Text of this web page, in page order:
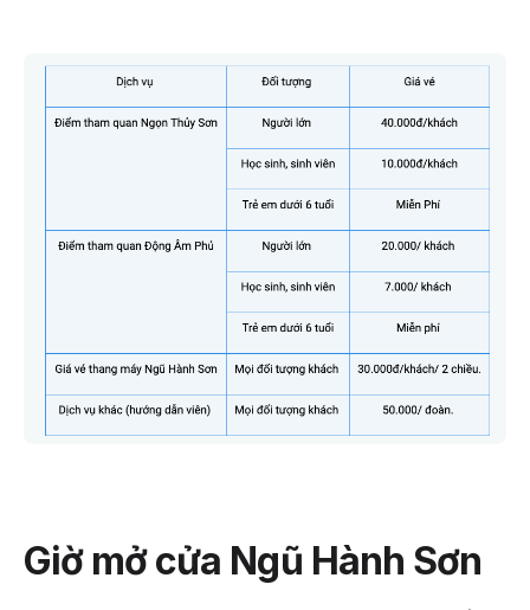
Giờ mở cửa Ngũ Hành Sơn